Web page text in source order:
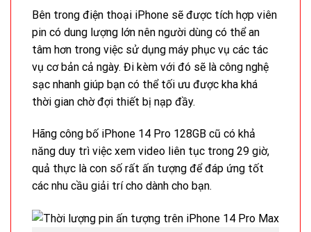
Bên trong điện thoại iPhone sẽ được tích hợp viên
pin có dung lượng lớn nên người dùng có thể an
tâm hơn trong việc sử dụng máy phục vụ các tác
vụ cơ bản cả ngày. Đi kèm với đó sẽ là công nghệ
sạc nhanh giúp bạn có thể tối ưu được kha khá
thời gian chờ đợi thiết bị nạp đầy.
Hãng công bố iPhone 14 Pro 128GB cũ có khả
năng duy trì việc xem video liên tục trong 29 giờ,
quả thực là con số rất ấn tượng để đáp ứng tốt
các nhu cầu giải trí cho dành cho bạn.